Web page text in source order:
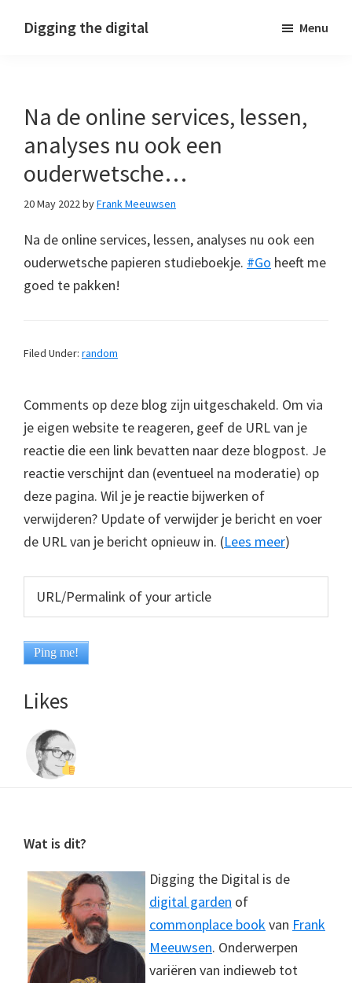
Digging the digital Menu
Na de online services, lessen,
analyses nu ook een
ouderwetsche…
20 May 2022byFrank Meeuwsen
Na de online services, lessen, analyses nu ook een
ouderwetsche papieren studieboekje. #Go heeft me
goed te pakken!
Filed Under: random
Comments op deze blog zijn uitgeschakeld. Om via
je eigen website te reageren, geef de URL van je
reactie die een link bevatten naar deze blogpost. Je
reactie verschijnt dan (eventueel na moderatie) op
deze pagina. Wil je je reactie bijwerken of
verwijderen? Update of verwijder je bericht en voer
de URL van je bericht opnieuw in. (Lees meer)
Likes
Footer
Wat is dit?
Digging the Digital is de
digital garden of
commonplace bookvan Frank
Meeuwsen. Onderwerpen
variëren van indieweb tot